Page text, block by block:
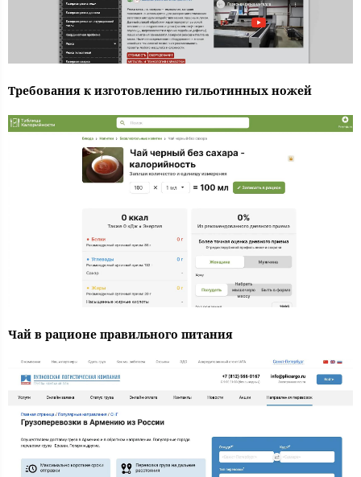
Требования к изготовлению гильотинных ножей
Чай в рационе правильного питания